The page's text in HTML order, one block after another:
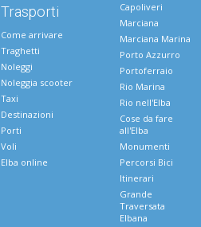
Trasporti
Come arrivare
Traghetti
Noleggi
Noleggia scooter
Taxi
Destinazioni
Porti
Voli
Elba online
Capoliveri
Marciana
Marciana Marina
Porto Azzurro
Portoferraio
Rio Marina
Rio nell'Elba
Cose da fare
all'Elba
Monumenti
Percorsi Bici
Itinerari
Grande
Traversata
Elbana